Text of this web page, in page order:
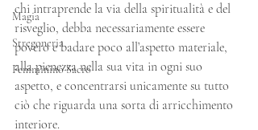
Magia
Stregoneria
Femminino Sacro
chi intraprende la via della spiritualità e del
risveglio, debba necessariamente essere
povero e badare poco all’aspetto materiale,
alla pienezza nella sua vita in ogni suo
aspetto, e concentrarsi unicamente su tutto
ciò che riguarda una sorta di arricchimento
interiore.